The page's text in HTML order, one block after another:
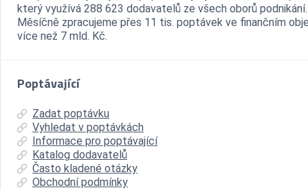
který využívá 288 623 dodavatelů ze všech oborů podnikání.
Měsíčně zpracujeme přes 11 tis. poptávek ve finančním
více než 7 mld. Kč.
Poptávající
Zadat poptávku
Vyhledat v poptávkách
Informace pro poptávající
Katalog dodavatelů
Často kladené otázky
Obchodní podmínky